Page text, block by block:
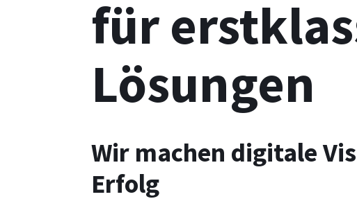
für
Lösungen
Wir machen digitale
Erfolg